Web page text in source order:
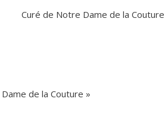
Curé de Notre Dame de la Couture
de la Couture »